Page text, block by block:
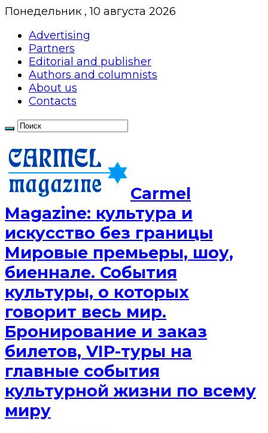
Понедельник , 10 августа 2026
Advertising
Partners
Editorial and publisher
Authors and columnists
About us
Contacts
Сarmel
Magazine: культура и
искусство без границы
Мировые премьеры, шоу,
биеннале. События
культуры, о которых
говорит весь мир.
Бронирование и заказ
билетов, VIP-туры на
главные события
культурной жизни по всему
миру